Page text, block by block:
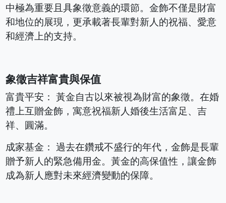
中極為重要且具象徵意義的環節。金飾不僅是財富
和地位的展現，更承載著長輩對新人的祝福、愛意
和經濟上的支持。
象徵吉祥富貴與保值
富貴平安： 黃金自古以來被視為財富的象徵。在婚
禮上互贈金飾，寓意祝福新人婚後生活富足、吉
祥、圓滿。
成家基金： 過去在鑽戒不盛行的年代，金飾是長輩
贈予新人的緊急備用金。黃金的高保值性，讓金飾
成為新人應對未來經濟變動的保障。